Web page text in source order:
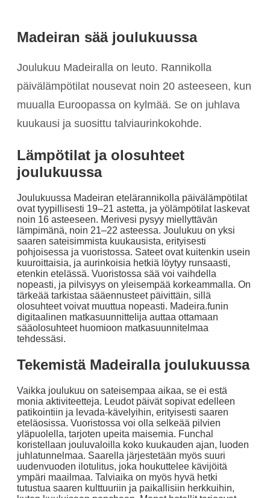
Madeiran sää joulukuussa
Joulukuu Madeiralla on leuto. Rannikolla
päivälämpötilat nousevat noin 20 asteeseen, kun
muualla Euroopassa on kylmää. Se on juhlava
kuukausi ja suosittu talviaurinkokohde.
Lämpötilat ja olosuhteet
joulukuussa
Joulukuussa Madeiran etelärannikolla päivälämpötilat
ovat tyypillisesti 19–21 astetta, ja yölämpötilat laskevat
noin 16 asteeseen. Merivesi pysyy miellyttävän
lämpimänä, noin 21–22 asteessa. Joulukuu on yksi
saaren sateisimmista kuukausista, erityisesti
pohjoisessa ja vuoristossa. Sateet ovat kuitenkin usein
kuuroittaisia, ja aurinkoisia hetkiä löytyy runsaasti,
etenkin etelässä. Vuoristossa sää voi vaihdella
nopeasti, ja pilvisyys on yleisempää korkeammalla. On
tärkeää tarkistaa sääennusteet päivittäin, sillä
olosuhteet voivat muuttua nopeasti. Madeira.funin
digitaalinen matkasuunnittelija auttaa ottamaan
sääolosuhteet huomioon matkasuunnitelmaa
tehdessäsi.
Tekemistä Madeiralla joulukuussa
Vaikka joulukuu on sateisempaa aikaa, se ei estä
monia aktiviteetteja. Leudot päivät sopivat edelleen
patikointiin ja levada-kävelyihin, erityisesti saaren
eteläosissa. Vuoristossa voi olla selkeää pilvien
yläpuolella, tarjoten upeita maisemia. Funchal
koristellaan jouluvaloilla koko kuukauden ajan, luoden
juhlatunnelmaa. Saarella järjestetään myös suuri
uudenvuoden ilotulitus, joka houkuttelee kävijöitä
ympäri maailmaa. Talviaika on myös hyvä hetki
tutustua saaren kulttuuriin ja paikallisiin herkkuihin,